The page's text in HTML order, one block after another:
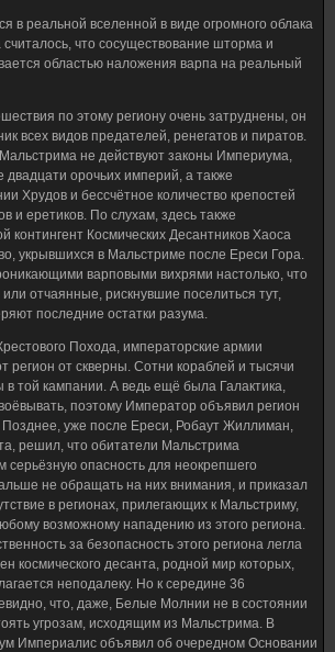
в реальной вселенной в виде огромного облака
что сосуществование шторма и
областью наложения варпа на реальный
по этому региону очень затруднены, он
всех видов предателей, ренегатов и пиратов.
Мальстрима не действуют законы Империума,
двадцати орочьих империй, а также
Хрудов и бессчётное количество крепостей
и еретиков. По слухам, здесь также
контингент Космических Десантников Хаоса
укрывшихся в Мальстриме после Ереси Гора.
варповыми вихрями настолько, что
отчаянные, рискнувшие поселиться тут,
последние остатки разума.
Похода, императорские армии
регион от скверны. Сотни кораблей и тысячи
той кампании. А ведь ещё была Галактика,
поэтому Император объявил регион
Позднее, уже после Ереси, Робаут Жиллиман,
решил, что обитатели Мальстрима
серьёзную опасность для неокрепшего
не обращать на них внимания, и приказал
в регионах, прилегающих к Мальстриму,
возможному нападению из этого региона.
за безопасность этого региона легла
космического десанта, родной мир которых,
неподалеку. Но к середине 36
что, даже, Белые Молнии не в состоянии
угрозам, исходящим из Мальстрима. В
Империалис объявил об очередном Основании